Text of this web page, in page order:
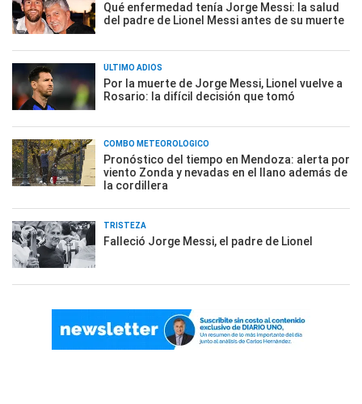
Qué enfermedad tenía Jorge Messi: la salud
del padre de Lionel Messi antes de su muerte
ÚLTIMO ADIÓS
Por la muerte de Jorge Messi, Lionel vuelve a
Rosario: la difícil decisión que tomó
COMBO METEOROLÓGICO
Pronóstico del tiempo en Mendoza: alerta por
viento Zonda y nevadas en el llano además de
la cordillera
TRISTEZA
Falleció Jorge Messi, el padre de Lionel